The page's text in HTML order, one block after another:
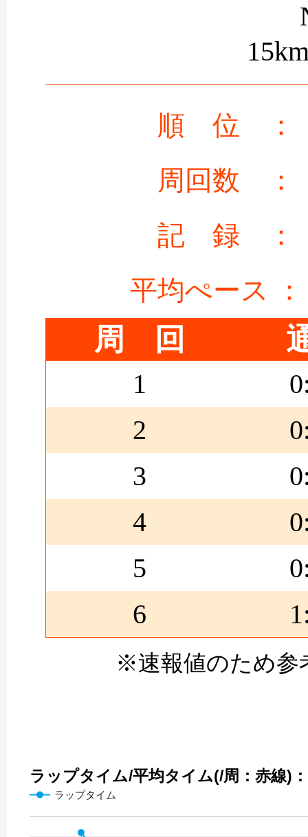
順 位 ：
周回数 ：
記 録 ：
平均ぺース ：
周 回
1
2
3
4
5
6
※速報値のため参
ラップタイム/平均タイム(/周：赤線)
ラップタイム